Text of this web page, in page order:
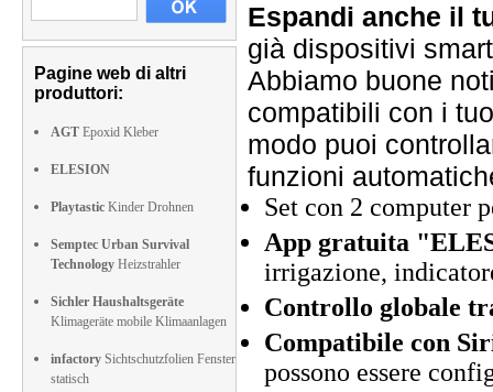
Pagine web di altri
produttori:
AGT Epoxid Kleber
ELESION
Playtastic Kinder Drohnen
Semptec Urban Survival
Technology Heizstrahler
Sichler Haushaltsgeräte
Klimageräte mobile Klimaanlagen
infactory Sichtschutzfolien Fenster
statisch
Espandi anche il
già dispositivi
Abbiamo buone
compatibili con i
modo puoi
funzioni
Set con 2 computer
App gratuita
irrigazione,
Controllo globale
Compatibile con
possono essere